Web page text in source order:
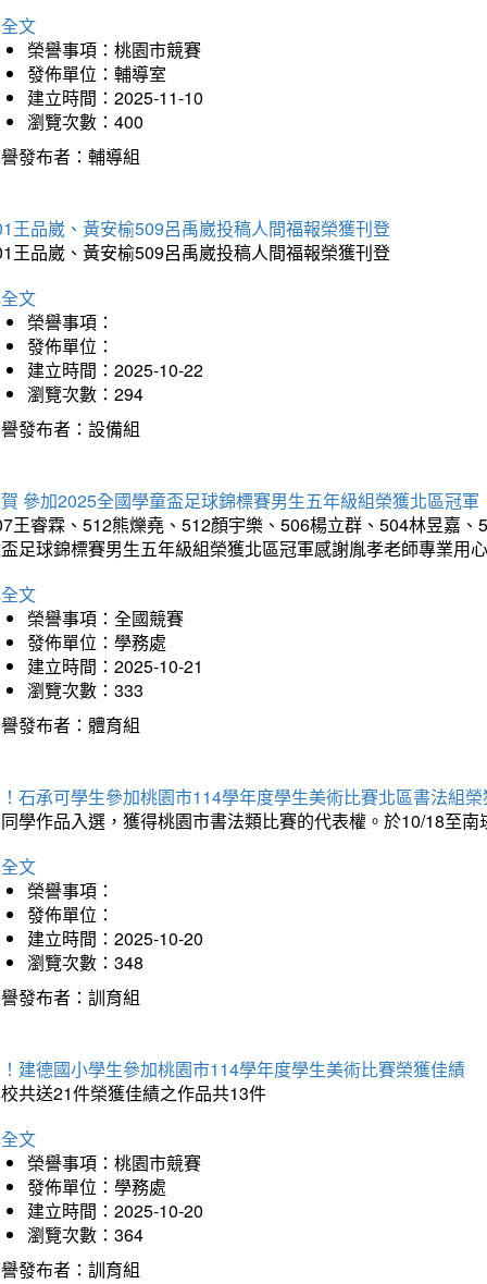
文
榮譽事項：桃園市競賽
發佈單位：輔導室
建立時間：2025-11-10
瀏覽次數：400
發布者：輔導組
王品崴、黃安榆509呂禹崴投稿人間福報榮獲刊登
王品崴、黃安榆509呂禹崴投稿人間福報榮獲刊登
文
榮譽事項：
發佈單位：
建立時間：2025-10-22
瀏覽次數：294
發布者：設備組
參加2025全國學童盃足球錦標賽男生五年級組榮獲北區冠軍
王睿霖、512熊爍堯、512顏宇樂、506楊立群、504林昱嘉
足球錦標賽男生五年級組榮獲北區冠軍感謝胤孝老師專業用
文
榮譽事項：全國競賽
發佈單位：學務處
建立時間：2025-10-21
瀏覽次數：333
發布者：體育組
石承可學生參加桃園市114學年度學生美術比賽北區書法組
學作品入選，獲得桃園市書法類比賽的代表權。於10/18至
文
榮譽事項：
發佈單位：
建立時間：2025-10-20
瀏覽次數：348
發布者：訓育組
建德國小學生參加桃園市114學年度學生美術比賽榮獲佳績
共送21件榮獲佳績之作品共13件
文
榮譽事項：桃園市競賽
發佈單位：學務處
建立時間：2025-10-20
瀏覽次數：364
發布者：訓育組